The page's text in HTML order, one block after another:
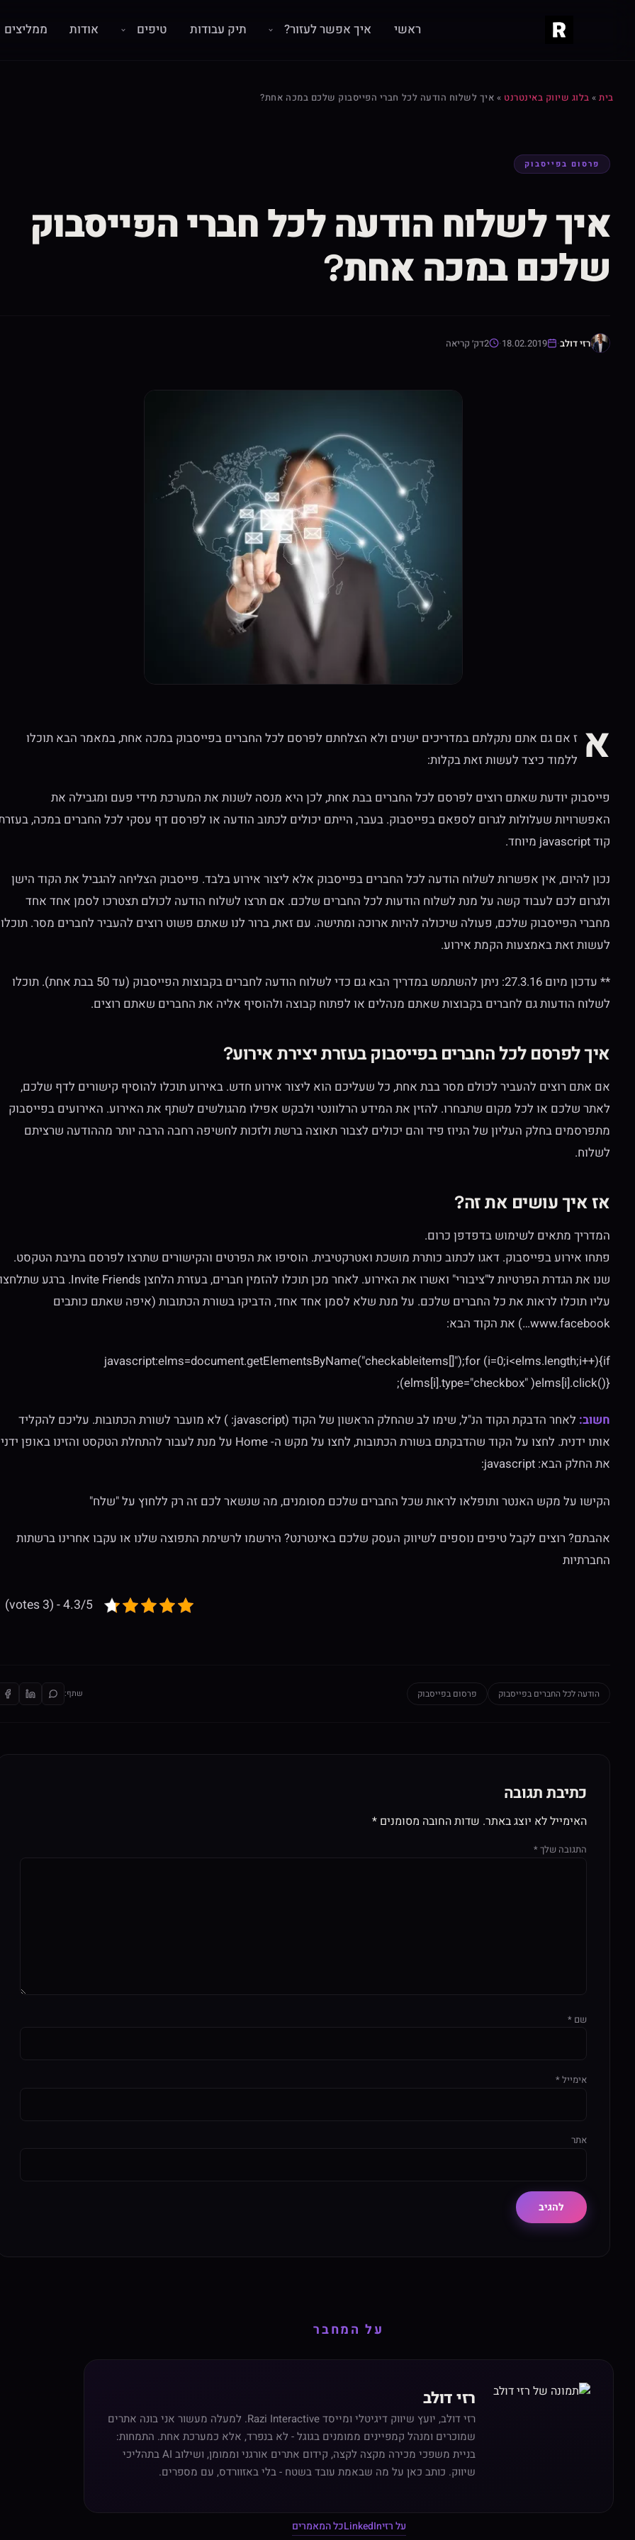
ראשי איך אפשר לעזור? תיק עבודות טיפים אודות ממליצים
בית» בלוג שיווק באינטרנט » איך לשלוח הודעה לכל חברי הפייסבוק שלכם במכה אחת?
פרסום בפייסבוק
איך לשלוח הודעה לכל חברי הפייסבוק
שלכם במכה אחת?
רזי דולב·
18.02.2019
·
2דק׳ קריאה
א ז אם גם אתם נתקלתם במדריכים ישנים ולא הצלחתם לפרסם לכל החברים בפייסבוק במכה אחת, במאמר הבא תוכלו
ללמוד כיצד לעשות זאת בקלות:
פייסבוק יודעת שאתם רוצים לפרסם לכל החברים בבת אחת, לכן היא מנסה לשנות את המערכת מידי פעם ומגבילה את
האפשרויות שעלולות לגרום לספאם בפייסבוק. בעבר, הייתם יכולים לכתוב הודעה או לפרסם דף עסקי לכל החברים במכה,
קוד javascript מיוחד.
נכון להיום, אין אפשרות לשלוח הודעה לכל החברים בפייסבוק אלא ליצור אירוע בלבד. פייסבוק הצליחה להגביל את הקוד הישן
ולגרום לכם לעבוד קשה על מנת לשלוח הודעות לכל החברים שלכם. אם תרצו לשלוח הודעה לכולם תצטרכו לסמן אחד אחד
מחברי הפייסבוק שלכם, פעולה שיכולה להיות ארוכה ומתישה. עם זאת, ברור לנו שאתם פשוט רוצים להעביר לחברים מסר. תוכלו
לעשות זאת באמצעות הקמת אירוע.
** עדכון מיום 27.3.16: ניתן להשתמש במדריך הבא גם כדי לשלוח הודעה לחברים בקבוצות הפייסבוק (עד 50 בבת אחת). תוכלו
לשלוח הודעות גם לחברים בקבוצות שאתם מנהלים או לפתוח קבוצה ולהוסיף אליה את החברים שאתם רוצים.
איך לפרסם לכל החברים בפייסבוק בעזרת יצירת אירוע?
אם אתם רוצים להעביר לכולם מסר בבת אחת, כל שעליכם הוא ליצור אירוע חדש. באירוע תוכלו להוסיף קישורים לדף שלכם,
לאתר שלכם או לכל מקום שתבחרו. להזין את המידע הרלוונטי ולבקש אפילו מהגולשים לשתף את האירוע. האירועים בפייסבוק
מתפרסמים בחלק העליון של הניוז פיד והם יכולים לצבור תאוצה ברשת ולזכות לחשיפה רחבה הרבה יותר מההודעה שרציתם
לשלוח.
אז איך עושים את זה?
המדריך מתאים לשימוש בדפדפן כרום.
פתחו אירוע בפייסבוק. דאגו לכתוב כותרת מושכת ואטרקטיבית. הוסיפו את הפרטים והקישורים שתרצו לפרסם בתיבת הטקסט.
שנו את הגדרת הפרטיות ל"ציבורי" ואשרו את האירוע. לאחר מכן תוכלו להזמין חברים, בעזרת הלחצן Invite Friends. ברגע שתלחצו
עליו תוכלו לראות את כל החברים שלכם. על מנת שלא לסמן אחד אחד, הדביקו בשורת הכתובות (איפה שאתם כותבים
www.facebook…) את הקוד הבא:
javascript:elms=document.getElementsByName("checkableitems[]");for (i=0;i<elms.length;i++){if
(elms[i].type="checkbox" )elms[i].click()};
חשוב:
לאחר הדבקת הקוד הנ"ל, שימו לב שהחלק הראשון של הקוד (javascript: ) לא מועבר לשורת הכתובות. עליכם להקליד
אותו ידנית. לחצו על הקוד שהדבקתם בשורת הכתובות, לחצו על מקש ה- Home על מנת לעבור להתחלת הטקסט והזינו באופן ידני
את החלק הבא: javascript:
הקישו על מקש האנטר ותופלאו לראות שכל החברים שלכם מסומנים, מה שנשאר לכם זה רק ללחוץ על "שלח"
אהבתם? רוצים לקבל טיפים נוספים לשיווק העסק שלכם באינטרנט? הירשמו לרשימת התפוצה שלנו או עקבו אחרינו ברשתות
החברתיות
4.3/5 - (3 votes)
הודעה לכל החברים בפייסבוק פרסום בפייסבוק שתף:
כתיבת תגובה
האימייל לא יוצג באתר. שדות החובה מסומנים *
התגובה שלך *
שם *
אימייל *
אתר
על המחבר
רזי דולב
רזי דולב, יועץ שיווק דיגיטלי ומייסד Razi Interactive. למעלה מעשור אני בונה אתרים
שמוכרים ומנהל קמפיינים ממומנים בגוגל - לא בנפרד, אלא כמערכת אחת. התמחות:
בניית משפכי מכירה מקצה לקצה, קידום אתרים אורגני וממומן, ושילוב AI בתהליכי
שיווק. כותב כאן על מה שבאמת עובד בשטח - בלי באזוורדס, עם מספרים.
על רזיLinkedInכל המאמרים